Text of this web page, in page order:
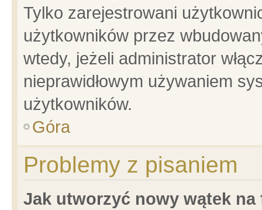
Tylko zarejestrowani
użytkowników przez
wtedy, jeżeli administrator
nieprawidłowym używaniem
użytkowników.
Góra
Problemy z pisaniem
Jak utworzyć nowy wątek na